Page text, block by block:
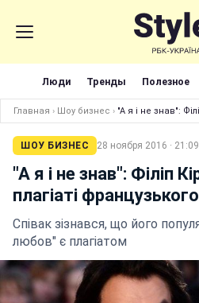
Люди Тренды Полезное
Главная › Шоу бизнес › "А я і не знав":
ШОУ БИЗНЕС 28 ноября 2016 · 21:09
"А я і не знав": Філіп
плагіаті
Співак зізнався, що його
любов" є плагіатом